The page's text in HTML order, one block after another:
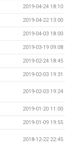
2019-04-24 18:10
2019-04-22 13:00
2019-04-03 18:00
2019-03-19 09:08
2019-02-24 18:45
2019-02-03 19:31
2019-02-03 19:24
2019-01-20 11:00
2019-01-09 19:55
2018-12-22 22:45